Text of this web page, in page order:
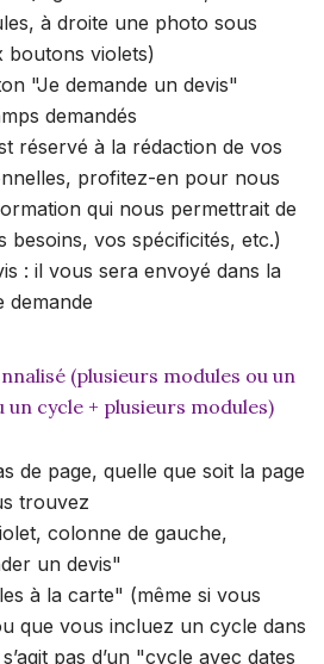
à droite une photo sous
boutons violets)
"Je demande un devis"
demandés
réservé à la rédaction de vos
profitez-en pour nous
qui nous permettrait de
besoins, vos spécificités, etc.)
: il vous sera envoyé dans la
demande
(plusieurs modules ou un
un cycle + plusieurs modules)
de page, quelle que soit la page
trouvez
colonne de gauche,
un devis"
à la carte" (même si vous
que vous incluez un cycle dans
pas d’un "cycle avec dates